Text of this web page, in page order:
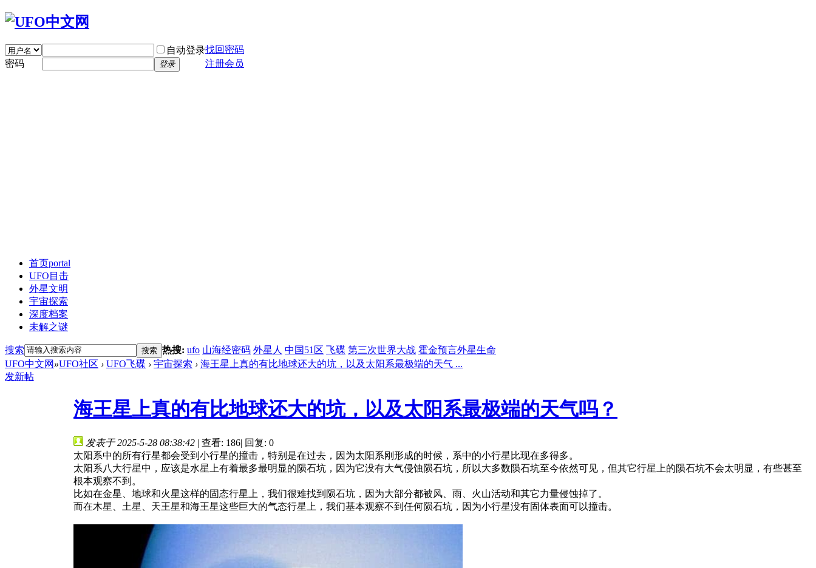
自动登录找回密码
密码
登录 注册会员
首页portal
UFO目击
外星文明
宇宙探索
深度档案
未解之谜
搜索 搜索 热搜: ufo 山海经密码 外星人 中国51区 飞碟 第三次世界大战 霍金预言外星生命
UFO中文网 »UFO社区 › UFO飞碟 › 宇宙探索 › 海王星上真的有比地球还大的坑，以及太阳系最极端的天气 ...
发新帖
海王星上真的有比地球还大的坑，以及太阳系最极端的天气吗？
发表于 2025-5-28 08:38:42 | 查看: 186| 回复: 0
太阳系中的所有行星都会受到小行星的撞击，特别是在过去，因为太阳系刚形成的时候，系中的小行星比现在多得多。
太阳系八大行星中，应该是水星上有着最多最明显的陨石坑，因为它没有大气侵蚀陨石坑，所以大多数陨石坑至今依然可见，但其它行星上的陨石坑不会太明显，有些甚至
根本观察不到。
比如在金星、地球和火星这样的固态行星上，我们很难找到陨石坑，因为大部分都被风、雨、火山活动和其它力量侵蚀掉了。
而在木星、土星、天王星和海王星这些巨大的气态行星上，我们基本观察不到任何陨石坑，因为小行星没有固体表面可以撞击。